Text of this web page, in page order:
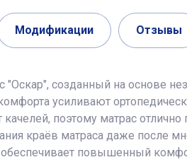
Модификации Отзывы
созданный на основе
усиливают
поэтому матрас
краёв матраса даже после
обеспечивает повышенный